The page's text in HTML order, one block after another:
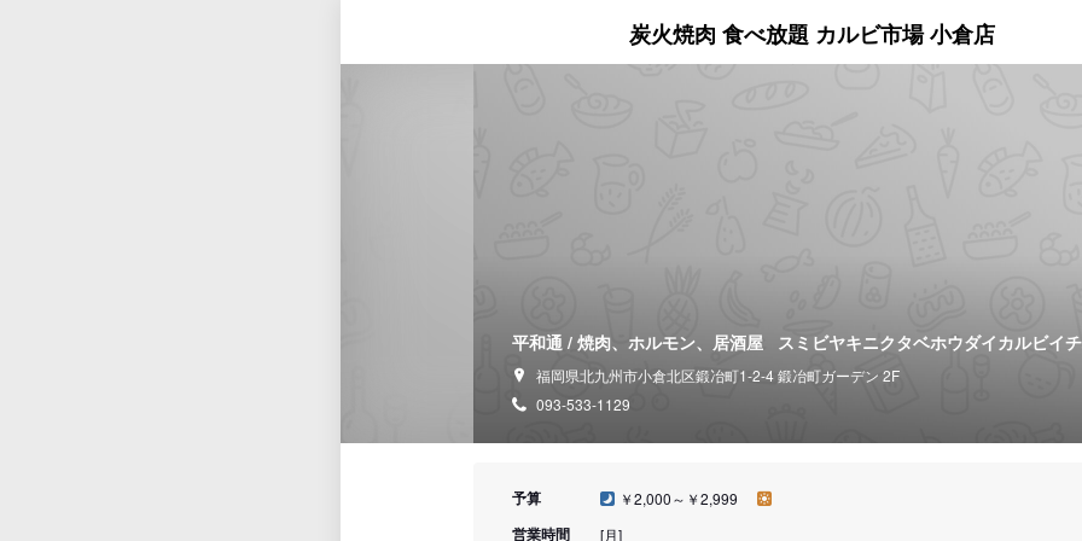
炭火焼肉 食べ放題 カルビ市場 小倉店
平和通 / 焼肉、ホルモン、居酒屋 スミビヤキニクタベホウダイカルビイ
福岡県北九州市小倉北区鍛冶町1-2-4 鍛冶町ガーデン 2F
093-533-1129
予算 ￥2,000～￥2,999
営業時間 [月]